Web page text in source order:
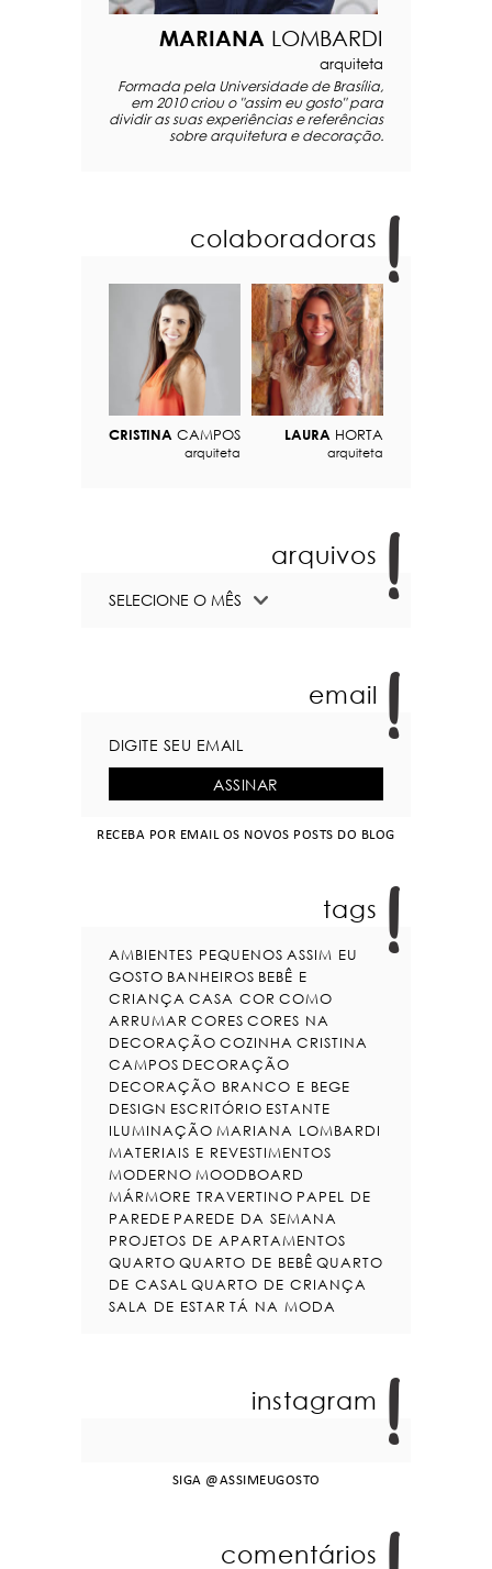
MARIANA LOMBARDI
arquiteta
Formada pela Universidade de Brasília,
em 2010 criou o "assim eu gosto" para
dividir as suas experiências e referências
sobre arquitetura e decoração.
colaboradoras
CRISTINA CAMPOS
arquiteta
LAURA HORTA
arquiteta
arquivos
email
RECEBA POR EMAIL OS NOVOS POSTS DO BLOG
tags
AMBIENTES PEQUENOS ASSIM EU
GOSTO BANHEIROS BEBÊ E
CRIANÇA CASA COR COMO
ARRUMAR CORES CORES NA
DECORAÇÃO COZINHA CRISTINA
CAMPOS DECORAÇÃO
DECORAÇÃO BRANCO E BEGE
DESIGN ESCRITÓRIO ESTANTE
ILUMINAÇÃO MARIANA LOMBARDI
MATERIAIS E REVESTIMENTOS
MODERNO MOODBOARD
MÁRMORE TRAVERTINO PAPEL DE
PAREDE PAREDE DA SEMANA
PROJETOS DE APARTAMENTOS
QUARTO QUARTO DE BEBÊ QUARTO
DE CASAL QUARTO DE CRIANÇA
SALA DE ESTAR TÁ NA MODA
instagram
SIGA @ASSIMEUGOSTO
comentários